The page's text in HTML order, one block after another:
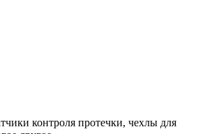
контроля протечки, чехлы для